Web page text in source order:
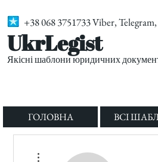
+38 068 3751733 Viber,
UkrLegist
Якісні шаблони юридичних
ГОЛОВНА ВСІ